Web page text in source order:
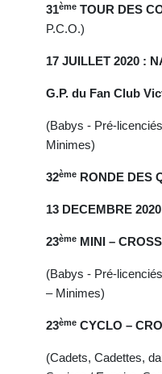
31ème TOUR DES
P.C.O.)
17 JUILLET 2020 :
G.P. du Fan Club
(Babys - Pré-
Minimes)
32ème RONDE DES
13 DECEMBRE
23ème MINI –
(Babys - Pré-
– Minimes)
23ème CYCLO –
(Cadets, Cadettes,